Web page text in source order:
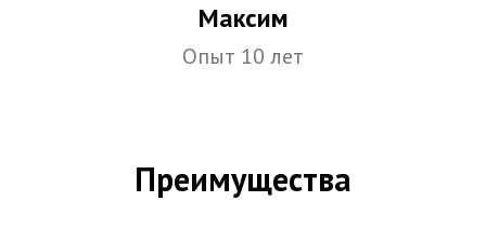
Максим
Опыт 10 лет
Преимущества